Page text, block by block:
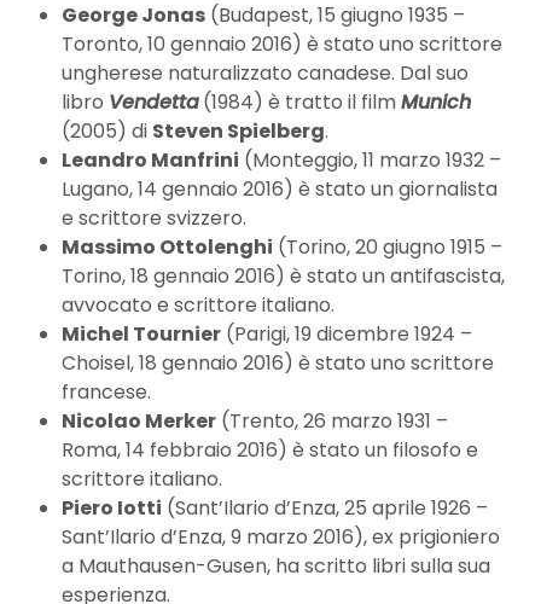
George Jonas (Budapest, 15 giugno 1935 –
Toronto, 10 gennaio 2016) è stato uno scrittore
ungherese naturalizzato canadese. Dal suo
libro Vendetta(1984) è tratto il filmMunich
(2005) di Steven Spielberg.
Leandro Manfrini (Monteggio, 11 marzo 1932 –
Lugano, 14 gennaio 2016) è stato un giornalista
e scrittore svizzero.
Massimo Ottolenghi (Torino, 20 giugno 1915 –
Torino, 18 gennaio 2016) è stato un antifascista,
avvocato e scrittore italiano.
Michel Tournier (Parigi, 19 dicembre 1924 –
Choisel, 18 gennaio 2016) è stato uno scrittore
francese.
Nicolao Merker (Trento, 26 marzo 1931 –
Roma, 14 febbraio 2016) è stato un filosofo e
scrittore italiano.
Piero Iotti (Sant’Ilario d’Enza, 25 aprile 1926 –
Sant’Ilario d’Enza, 9 marzo 2016), ex prigioniero
a Mauthausen-Gusen, ha scritto libri sulla sua
esperienza.